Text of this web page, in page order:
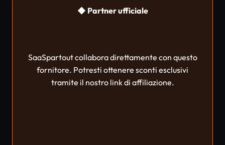
◆ Partner ufficiale
SaaSpartout collabora direttamente con questo
fornitore. Potresti ottenere sconti esclusivi
tramite il nostro link di affiliazione.